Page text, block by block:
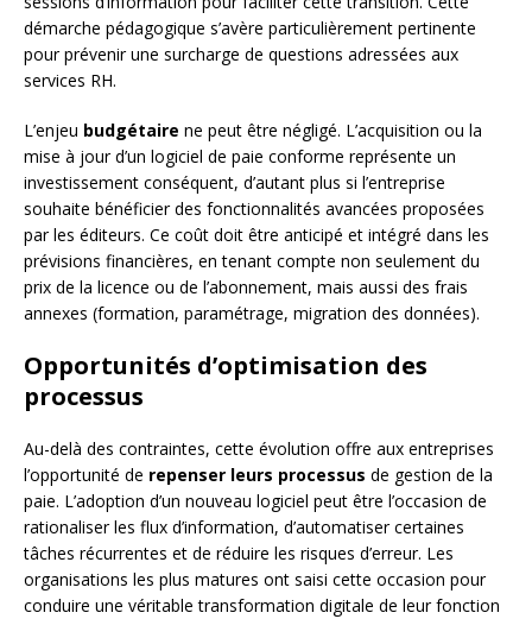
démarche pédagogique s’avère particulièrement pertinente
pour prévenir une surcharge de questions adressées aux
services RH.
L’enjeu budgétaire ne peut être négligé. L’acquisition ou la
mise à jour d’un logiciel de paie conforme représente un
investissement conséquent, d’autant plus si l’entreprise
souhaite bénéficier des fonctionnalités avancées proposées
par les éditeurs. Ce coût doit être anticipé et intégré dans les
prévisions financières, en tenant compte non seulement du
prix de la licence ou de l’abonnement, mais aussi des frais
annexes (formation, paramétrage, migration des données).
Opportunités d’optimisation des
processus
Au-delà des contraintes, cette évolution offre aux entreprises
l’opportunité de repenser leurs processus de gestion de la
paie. L’adoption d’un nouveau logiciel peut être l’occasion de
rationaliser les flux d’information, d’automatiser certaines
tâches récurrentes et de réduire les risques d’erreur. Les
organisations les plus matures ont saisi cette occasion pour
conduire une véritable transformation digitale de leur fonction